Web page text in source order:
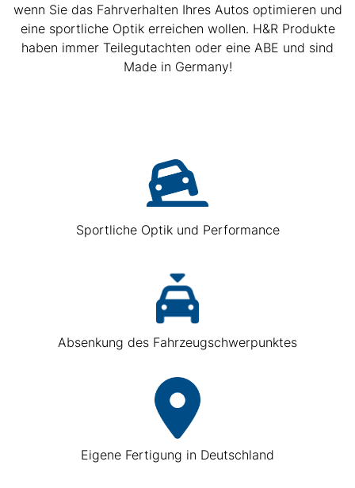
wenn Sie das Fahrverhalten Ihres Autos optimieren und
eine sportliche Optik erreichen wollen. H&R Produkte
haben immer Teilegutachten oder eine ABE und sind
Made in Germany!
Sportliche Optik und Performance
Absenkung des Fahrzeugschwerpunktes
Eigene Fertigung in Deutschland